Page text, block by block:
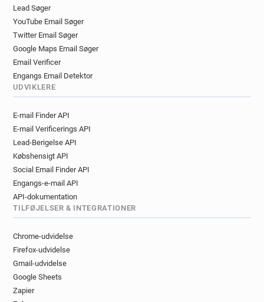
Lead Søger
YouTube Email Søger
Twitter Email Søger
Google Maps Email Søger
Email Verificer
Engangs Email Detektor
UDVIKLERE
E-mail Finder API
E-mail Verificerings API
Lead-Berigelse API
Købshensigt API
Social Email Finder API
Engangs-e-mail API
API-dokumentation
TILFØJELSER & INTEGRATIONER
Chrome-udvidelse
Firefox-udvidelse
Gmail-udvidelse
Google Sheets
Zapier